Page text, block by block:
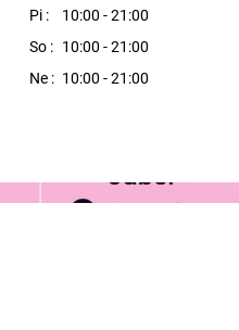
Pi :
10:00 - 21:00
So : 10:00 - 21:00
Ne : 10:00 - 21:00